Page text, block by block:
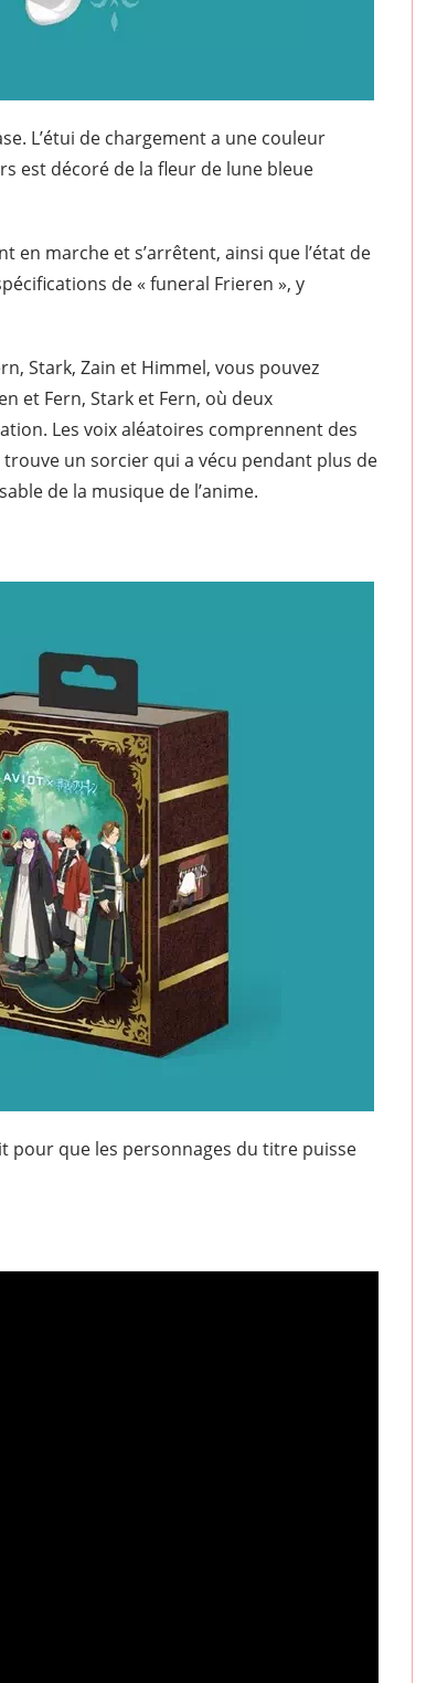
. L’étui de chargement a une couleur
est décoré de la fleur de lune bleue
en marche et s’arrêtent, ainsi que l’état de
de « funeral Frieren », y
Stark, Zain et Himmel, vous pouvez
et Fern, Stark et Fern, où deux
Les voix aléatoires comprennent des
un sorcier qui a vécu pendant plus de
de la musique de l’anime.
pour que les personnages du titre puisse